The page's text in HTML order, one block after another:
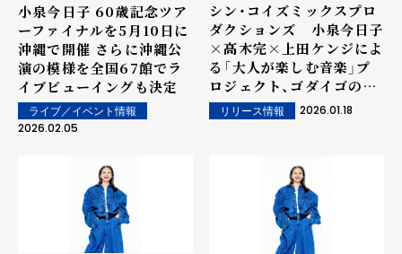
小泉今日子 60歳記念ツア
ーファイナルを5月10日に
沖縄で開催 さらに沖縄公
演の模様を全国67館でラ
イブビューイングも決定
ライブ／イベント情報
2026.02.05
シン・コイズミックスプロ
ダクションズ 小泉今日子
×高木完×上田ケンジによ
る「大人が楽しむ音楽」プ
ロジェクト、ゴダイゴの名
曲「ビューティフル・ネー
ム」をリプロダクションカ
リリース情報 2026.01.18